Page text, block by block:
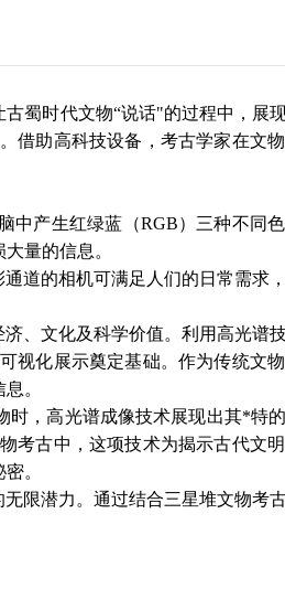
蜀时代文物“说话"的过程中，展
助高科技设备，考古学家在文
中产生红绿蓝（RGB）三种不同
量的信息。
道的相机可满足人们的日常需求
、文化及科学价值。利用高光谱
视化展示奠定基础。作为传统文
。
，高光谱成像技术展现出其*特
考古中，这项技术为揭示古代文
。
限潜力。通过结合三星堆文物考